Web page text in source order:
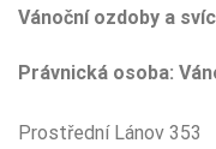
Vánoční ozdoby a
Právnická osoba:
Prostřední Lánov 353